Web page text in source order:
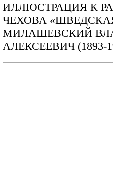
ИЛЛЮСТРАЦИЯ К
ЧЕХОВА
МИЛАШЕВСКИЙ
АЛЕКСЕЕВИЧ (1893-